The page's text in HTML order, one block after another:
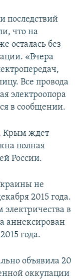
последствий
что на
осталась без
«Вчера
Все провода
электроопора
в сообщении.
Крым ждет
полная
России.
не
2015 года.
электричества в
аннексирован
года.
объявила 20
оккупации